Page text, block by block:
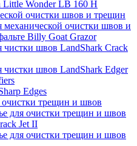
Little Wonder LB 160 H
очистки швов и трещин
механической очистки швов и
Billy Goat Grazor
чистки швов LandShark Crack
чистки швов LandShark Edger
Edges
очистки трещин и швов
для очистки трещин и швов
Jet II
для очистки трещин и швов